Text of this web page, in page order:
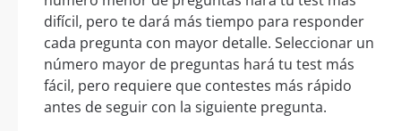
difícil, pero te dará más tiempo para responder
cada pregunta con mayor detalle. Seleccionar un
número mayor de preguntas hará tu test más
fácil, pero requiere que contestes más rápido
antes de seguir con la siguiente pregunta.